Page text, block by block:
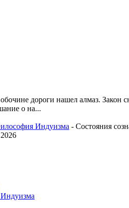
дороги нашел алмаз. Закон
о на...
Индуизма - Состояния